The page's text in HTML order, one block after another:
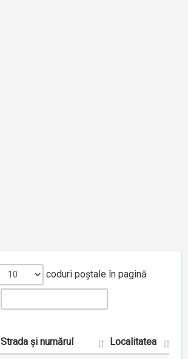
coduri poștale în pagină
Strada și numărul Localitatea